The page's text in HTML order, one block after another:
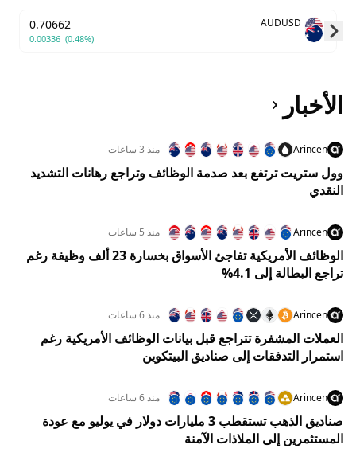
AUDUSD
0.70662
0.00336 (0.48%)
الأخبار
Arincen منذ 3 ساعات
وول ستريت ترتفع بعد صدمة الوظائف وتراجع رهانات التشديد
النقدي
Arincen منذ 5 ساعات
الوظائف الأمريكية تفاجئ الأسواق بخسارة 23 ألف وظيفة رغم
تراجع البطالة إلى 4.1%
Arincen منذ 6 ساعات
العملات المشفرة تتراجع قبل بيانات الوظائف الأمريكية رغم
استمرار التدفقات إلى صناديق البيتكوين
Arincen منذ 6 ساعات
صناديق الذهب تستقطب 3 مليارات دولار في يوليو مع عودة
المستثمرين إلى الملاذات الآمنة